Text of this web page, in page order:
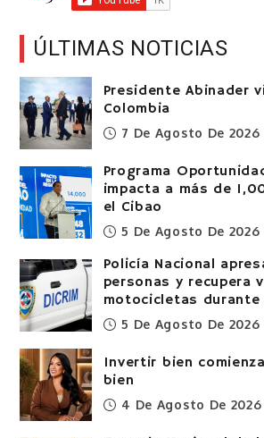
ÚLTIMAS NOTICIAS
Presidente Abinader
Colombia
7 De Agosto De 2026
Programa
impacta a más de
el Cibao
5 De Agosto De 2026
Policía Nacional
personas y recupera
motocicletas
5 De Agosto De 2026
Invertir bien
bien
4 De Agosto De 2026